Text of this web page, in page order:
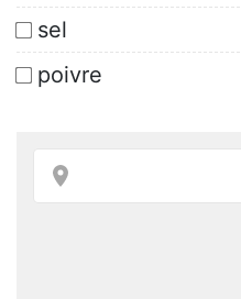
sel
poivre